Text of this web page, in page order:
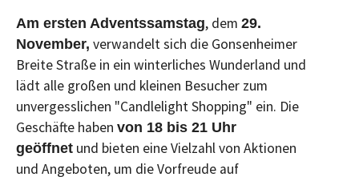
Am ersten Adventssamstag, dem 29.
November, verwandelt sich die Gonsenheimer
Breite Straße in ein winterliches Wunderland und
lädt alle großen und kleinen Besucher zum
unvergesslichen "Candlelight Shopping" ein. Die
Geschäfte haben von 18 bis 21 Uhr
geöffnet und bieten eine Vielzahl von Aktionen
und Angeboten, um die Vorfreude auf